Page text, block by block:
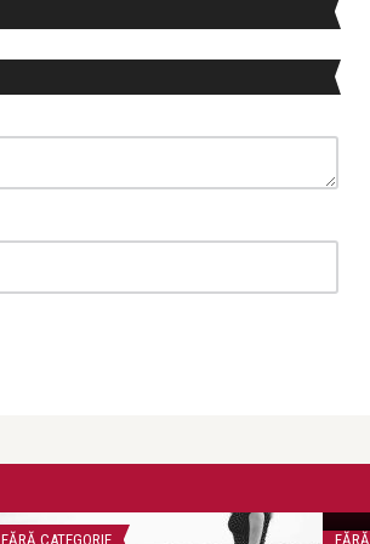
FĂRĂ CATEGORIE